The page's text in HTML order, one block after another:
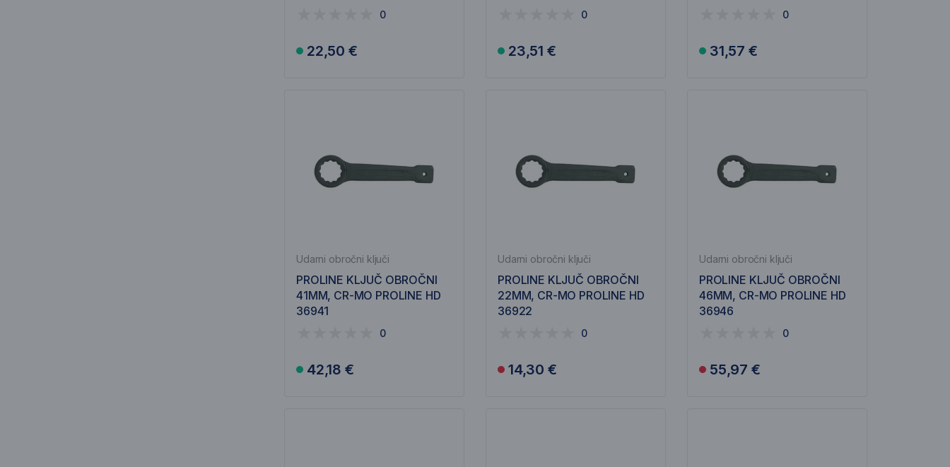
0
22,50 €
0
23,51 €
0
31,57 €
Udarni obročni ključi
PROLINE KLJUČ OBROČNI
41MM, CR-MO PROLINE HD
36941
0
42,18 €
Udarni obročni ključi
PROLINE KLJUČ OBROČNI
22MM, CR-MO PROLINE HD
36922
0
14,30 €
Udarni obročni ključi
PROLINE KLJUČ OBROČNI
46MM, CR-MO PROLINE HD
36946
0
55,97 €